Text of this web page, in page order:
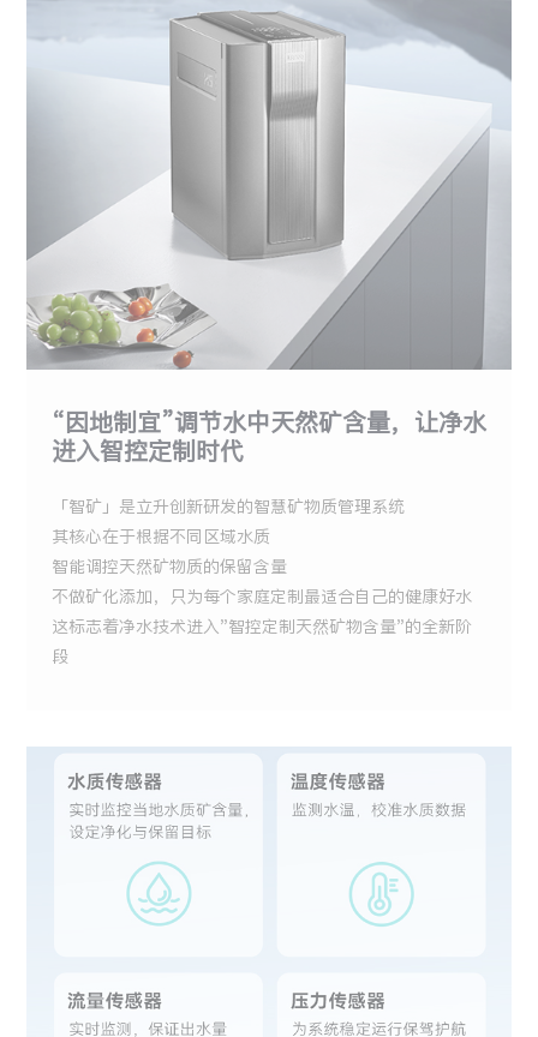
“因地制宜”调节水中天然矿含量，让净水
进入智控定制时代
「智矿」是立升创新研发的智慧矿物质管理系统
其核心在于根据不同区域水质
智能调控天然矿物质的保留含量
不做矿化添加，只为每个家庭定制最适合自己的健康好水
这标志着净水技术进入"智控定制天然矿物含量"的全新阶
段